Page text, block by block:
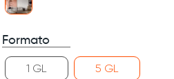
Formato
1 GL 5 GL